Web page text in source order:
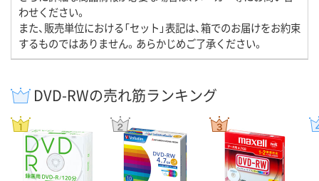
わせください。
また、販売単位における「セット」表記は、箱でのお届けをお約束
するものではありません。あらかじめご了承ください。
DVD-RWの売れ筋ランキング